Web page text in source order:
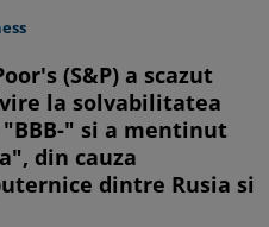
(S&P) a scazut
la solvabilitatea
" si a mentinut
din cauza
dintre Rusia si